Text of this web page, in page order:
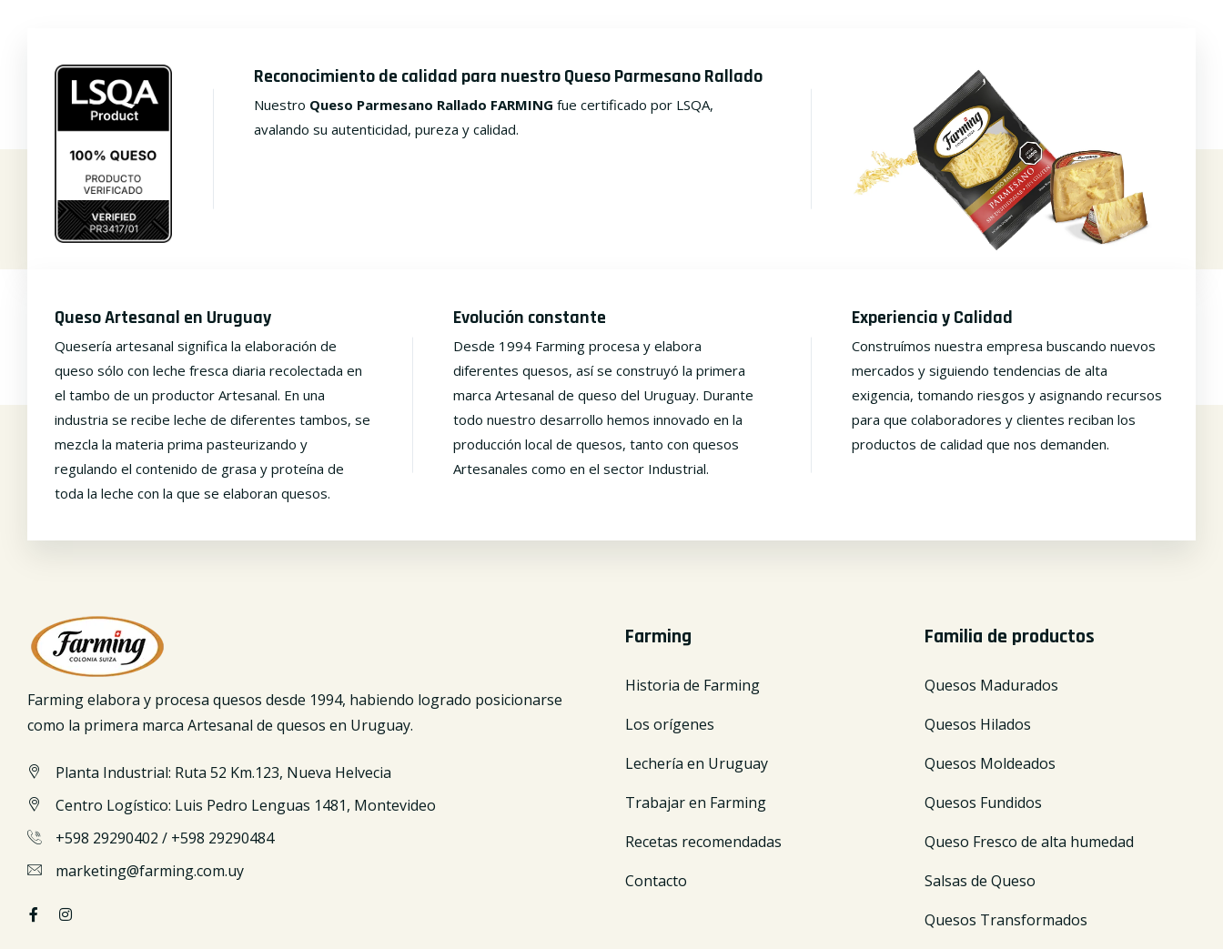
Reconocimiento de calidad para nuestro Queso Parmesano Rallado
Nuestro Queso Parmesano Rallado FARMING fue certificado por LSQA,
avalando su autenticidad, pureza y calidad.
Queso Artesanal en Uruguay
Quesería artesanal significa la elaboración de
queso sólo con leche fresca diaria recolectada en
el tambo de un productor Artesanal. En una
industria se recibe leche de diferentes tambos, se
mezcla la materia prima pasteurizando y
regulando el contenido de grasa y proteína de
toda la leche con la que se elaboran quesos.
Evolución constante
Desde 1994 Farming procesa y elabora
diferentes quesos, así se construyó la primera
marca Artesanal de queso del Uruguay. Durante
todo nuestro desarrollo hemos innovado en la
producción local de quesos, tanto con quesos
Artesanales como en el sector Industrial.
Experiencia y Calidad
Construímos nuestra empresa buscando nuevos
mercados y siguiendo tendencias de alta
exigencia, tomando riesgos y asignando recursos
para que colaboradores y clientes reciban los
productos de calidad que nos demanden.
Farming elabora y procesa quesos desde 1994, habiendo logrado posicionarse
como la primera marca Artesanal de quesos en Uruguay.
Planta Industrial: Ruta 52 Km.123, Nueva Helvecia
Centro Logístico: Luis Pedro Lenguas 1481, Montevideo
+598 29290402 / +598 29290484
marketing@farming.com.uy
Farming
Historia de Farming
Los orígenes
Lechería en Uruguay
Trabajar en Farming
Recetas recomendadas
Contacto
Familia de productos
Quesos Madurados
Quesos Hilados
Quesos Moldeados
Quesos Fundidos
Queso Fresco de alta humedad
Salsas de Queso
Quesos Transformados